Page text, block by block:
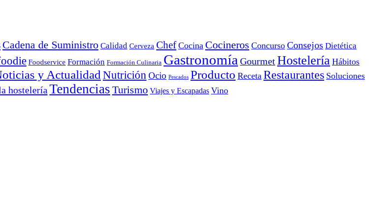
Cadena de Suministro Calidad Cerveza Chef Cocina Cocineros Concurso Consejos Dietética
Foodservice Formación Formación Culinaria Gastronomía GourmetHostelería Hábitos
y Actualidad Nutrición Ocio Pescados Producto Receta Restaurantes Soluciones
hostelería Tendencias Turismo Viajes y Escapadas Vino